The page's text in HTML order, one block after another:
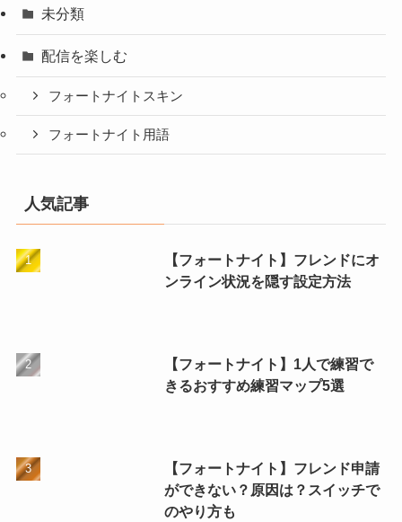
未分類
配信を楽しむ
フォートナイトスキン
フォートナイト用語
人気記事
【フォートナイト】フレンドにオ
ンライン状況を隠す設定方法
【フォートナイト】1人で練習で
きるおすすめ練習マップ5選
【フォートナイト】フレンド申請
ができない？原因は？スイッチで
のやり方も